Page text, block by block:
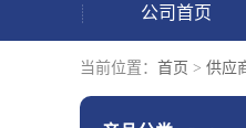
公司首页
当前位置： 首页 > 供应